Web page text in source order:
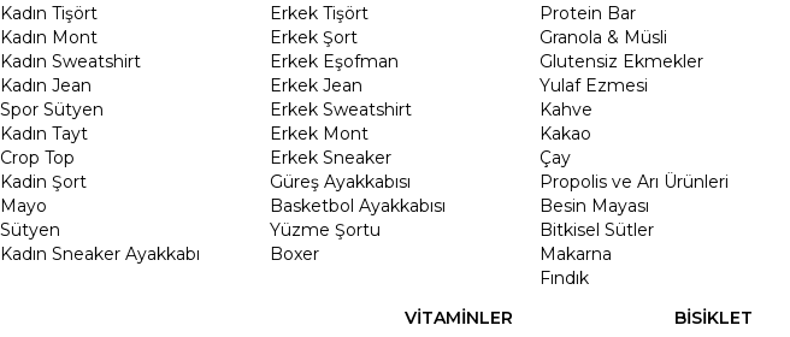
Kadın Tişört
Kadın Mont
Kadın Sweatshirt
Kadın Jean
Spor Sütyen
Kadın Tayt
Crop Top
Kadin Şort
Mayo
Sütyen
Kadın Sneaker Ayakkabı
Erkek Tişört
Erkek Şort
Erkek Eşofman
Erkek Jean
Erkek Sweatshirt
Erkek Mont
Erkek Sneaker
Güreş Ayakkabısı
Basketbol Ayakkabısı
Yüzme Şortu
Boxer
Protein Bar
Granola & Müsli
Glutensiz Ekmekler
Yulaf Ezmesi
Kahve
Kakao
Çay
Propolis ve Arı Ürünleri
Besin Mayası
Bitkisel Sütler
Makarna
Fındık
VİTAMİNLER
BİSİKLET